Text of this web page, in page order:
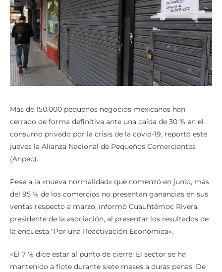
Más de 150.000 pequeños negocios mexicanos han
cerrado de forma definitiva ante una caída de 30 % en el
consumo privado por la crisis de la covid-19, reportó este
jueves la Alianza Nacional de Pequeños Comerciantes
(Anpec).
Pese a la «nueva normalidad» que comenzó en junio, más
del 95 % de los comercios no presentan ganancias en sus
ventas respecto a marzo, informó Cuauhtémoc Rivera,
presidente de la asociación, al presentar los resultados de
la encuesta “Por una Reactivación Económica».
«El 7 % dice estar al punto de cierre. El sector se ha
mantenido a flote durante siete meses a duras penas. De